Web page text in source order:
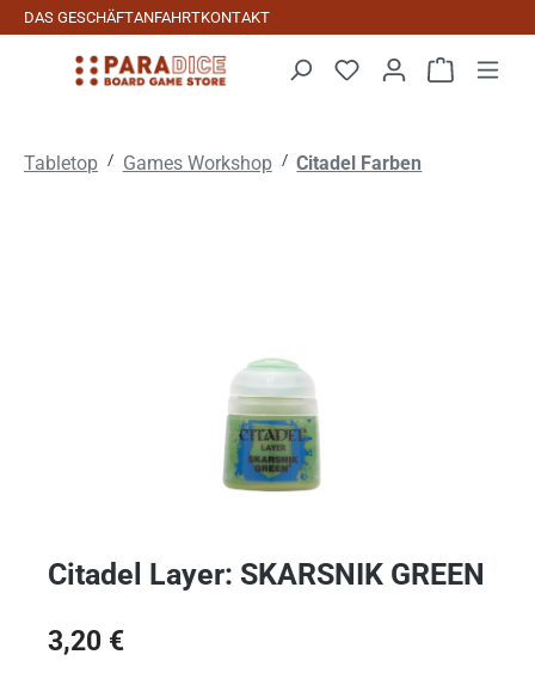
Zum Hauptinhalt springen
DAS GESCHÄFTANFAHRTKONTAKT
Tabletop / Games Workshop / Citadel Farben
Citadel Layer: SKARSNIK GREEN
Regulärer Preis:
3,20 €